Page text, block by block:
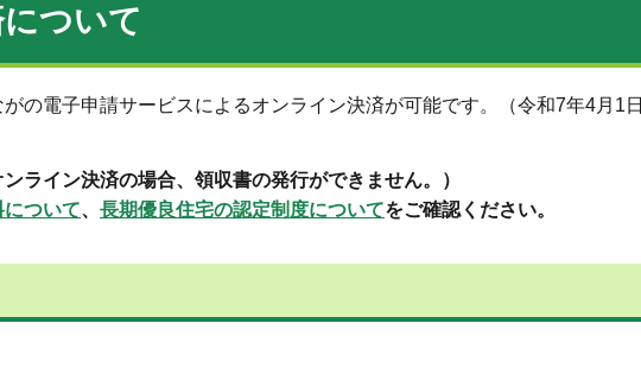
ついて
の電子申請サービスによるオンライン決済が可能です。（令和7年4月1日
ライン決済の場合、領収書の発行ができません。）
ついて、 長期優良住宅の認定制度についてをご確認ください。